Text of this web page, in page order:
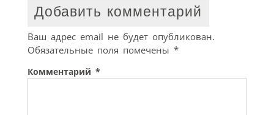
Добавить комментарий
Ваш адрес email не будет опубликован.
Обязательные поля помечены *
Комментарий *